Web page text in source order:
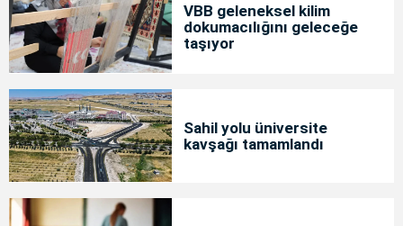
VBB geleneksel kilim
dokumacılığını geleceğe
taşıyor
Sahil yolu üniversite
kavşağı tamamlandı